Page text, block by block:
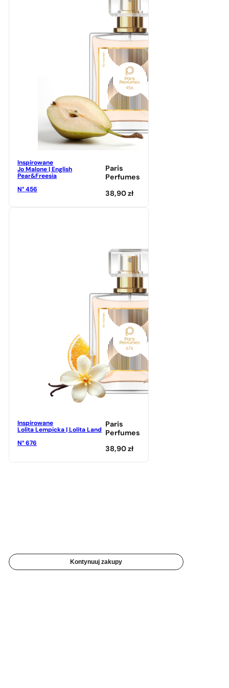
Inspirowane
Jo Malone | English
Pear&Freesia
N° 456
Paris
Perfumes
38,90zł
Inspirowane
Lolita Lempicka | Lolita Land
N° 676
Paris
Perfumes
38,90zł
Kontynuuj zakupy